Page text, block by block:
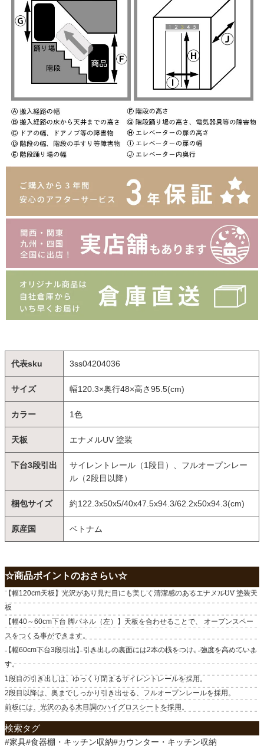
代表sku 3ss04204036
サイズ 幅120.3×奥行48×高さ95.5(cm)
カラー 1色
天板 エナメルUV 塗装
下台3段引出
サイレントレール（1段目）、フルオープンレー
ル（2段目以降）
梱包サイズ 約122.3x50x5/40x47.5x94.3/62.2x50x94.3(cm)
原産国 ベトナム
☆商品ポイントのおさらい☆
【幅120cm天板】光沢があり見た目にも美しく清潔感のあるエナメルUV 塗装天
板
【幅40～60cm下台 脚パネル（左）】天板を合わせることで、 オープンスペー
スをつくる事ができます。
【幅60cm下台3段引出】引き出しの裏面には2本の桟をつけ、強度を高めていま
す。
1段目の引き出しは、ゆっくり閉まるサイレントレールを採用。
2段目以降は、奥までしっかり引き出せる、フルオープンレールを採用。
前板には、光沢のある木目調のハイグロスシートを採用。
検索タグ
#家具#食器棚・キッチン収納#カウンター・キッチン収納